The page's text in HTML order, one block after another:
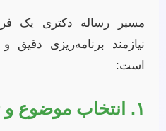
مسیر رساله دکتری یک
نیازمند برنامه‌ریزی
است:
۱. انتخاب موضوع و تدوین پروپوزال